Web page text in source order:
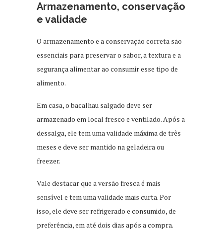
Armazenamento, conservação
e validade
O armazenamento e a conservação correta são
essenciais para preservar o sabor, a textura e a
segurança alimentar ao consumir esse tipo de
alimento.
Em casa, o bacalhau salgado deve ser
armazenado em local fresco e ventilado. Após a
dessalga, ele tem uma validade máxima de três
meses e deve ser mantido na geladeira ou
freezer.
Vale destacar que a versão fresca é mais
sensível e tem uma validade mais curta. Por
isso, ele deve ser refrigerado e consumido, de
preferência, em até dois dias após a compra.